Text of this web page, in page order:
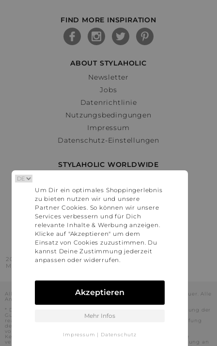
FIND MORE INSPIRATION
ABOUT STYLAHOLIC
Newsletter
Jobs
Datenrichtlinie
Nutzungsbedingungen
Impressum
Datenschutz-Einstellungen
STYLAHOLIC WORLDWIDE
Österreich
Schweiz
France
United States
2016 - 2026 © Stylaholic.
Made for you with love in munich.
Alle Preise inkl. der jeweils geltenden gesetzlichen Mehrwertsteuer. Alle
Angaben ohne Gewähr.
* Die angezeigten Preise beinhalten Rabatte, die durch die Nutzung der
Gutschein-Codes auf den Seiten unserer Partner voraussichtlich
realisiert werden können. Stylaholic führt keine vollständige Prüfung
der Gutschein-Codes durch und es kann daher in Einzelfällen
vorkommen, dass die Gutscheine abweichend von unserem
Kenntnisstand bei dem jeweiligen Shop nicht oder nur teilweise
verwendet werden können. Darüber hinaus kann deren Verwendung an
Um Dir ein optimales Shoppingerlebnis
zu bieten nutzen wir und unsere
Partner Cookies. So können wir unsere
Services verbessern und für Dich
relevante Inhalte & Werbung anzeigen.
Klicke auf "Akzeptieren" um dem
Einsatz von Cookies zuzustimmen. Du
kannst Deine Zustimmung jederzeit
anpassen oder widerrufen.
Akzeptieren
Mehr Infos
Impressum | Datenschutz